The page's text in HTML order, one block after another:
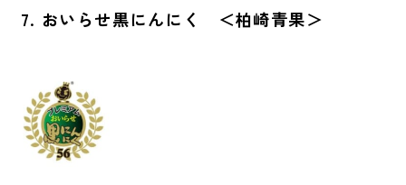
7. おいらせ黒にんにく ＜柏崎青果＞